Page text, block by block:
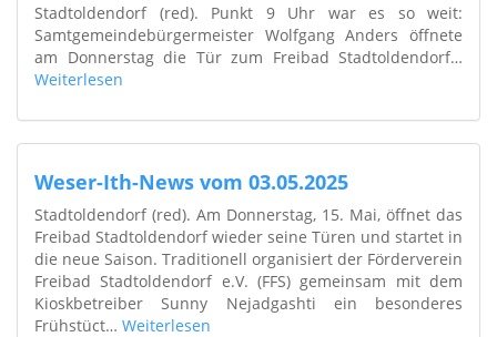
Stadtoldendorf (red). Punkt 9 Uhr war es so weit:
Samtgemeindebürgermeister Wolfgang Anders öffnete
am Donnerstag die Tür zum Freibad Stadtoldendorf…
Weiterlesen
Weser-Ith-News vom 03.05.2025
Stadtoldendorf (red). Am Donnerstag, 15. Mai, öffnet das
Freibad Stadtoldendorf wieder seine Türen und startet in
die neue Saison. Traditionell organisiert der Förderverein
Freibad Stadtoldendorf e.V. (FFS) gemeinsam mit dem
Kioskbetreiber Sunny Nejadgashti ein besonderes
Frühstüct… Weiterlesen